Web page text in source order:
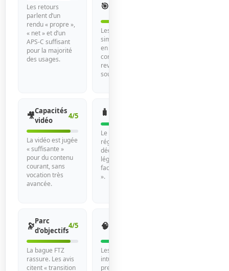
Les retours
parlent d’un
rendu « propre »,
« net » et d’un
APS-C suffisant
pour la majorité
des usages.
🎯
Les formulations «
simple à prendre
en main » et « suivi
correct »
reviennent le plus
souvent.
🎥Capacités
vidéo
4/5
La vidéo est jugée
« suffisante »
pour du contenu
courant, sans
vocation très
avancée.
🧳
Le format DX est
régulièrement
décrit comme «
léger » et « plus
facile à emporter
».
🔭Parc
d’objectifs
4/5
La bague FTZ
rassure. Les avis
citent « transition
🧠
Les expressions «
intuitif » et « bon
premier hybride »